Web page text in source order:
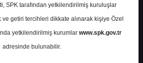
YONETIMI
Fiyat 103.88 ₺
%98.81
SPK tarafından yetkilendirilmiş kuruluşlar
getiri tercihleri dikkate alınarak kişiye Özel
yetkilendirilmiş kurumlar www.spk.gov.tr
adresinde bulunabilir.